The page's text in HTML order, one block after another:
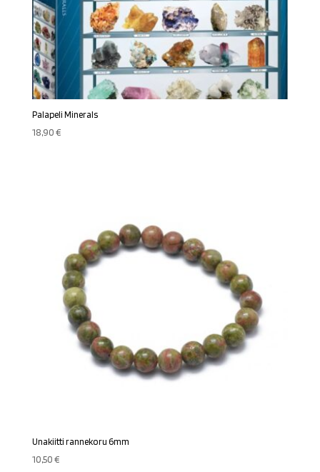
Palapeli Minerals
18,90€
Unakiitti rannekoru 6mm
10,50€